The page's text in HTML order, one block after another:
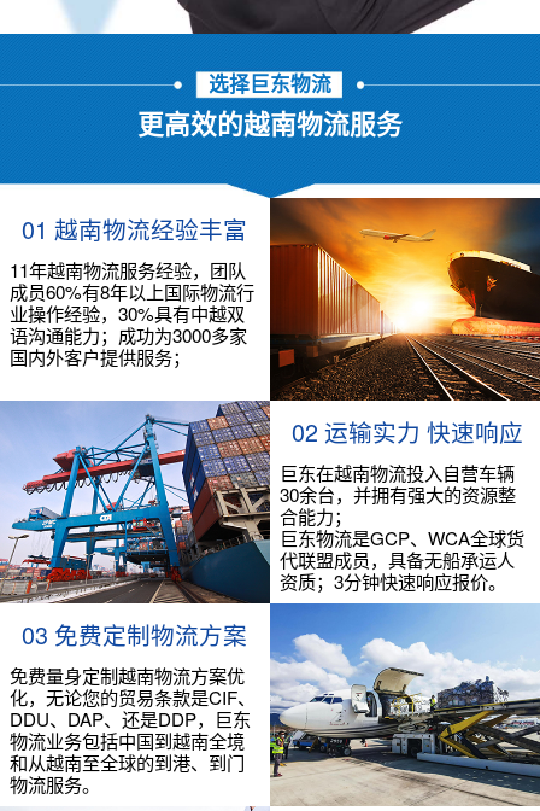
选择巨东物流
更高效的越南物流服务
01 越南物流经验丰富
11年越南物流服务经验，团队
成员60%有8年以上国际物流行
业操作经验，30%具有中越双
语沟通能力；成功为3000多家
国内外客户提供服务；
02 运输实力 快速响应
巨东在越南物流投入自营车辆
30余台，并拥有强大的资源整
合能力；
巨东物流是GCP、WCA全球货
代联盟成员，具备无船承运人
资质；3分钟快速响应报价。
03 免费定制物流方案
免费量身定制越南物流方案优
化，无论您的贸易条款是CIF、
DDU、DAP、还是DDP，巨东
物流业务包括中国到越南全境
和从越南至全球的到港、到门
物流服务。